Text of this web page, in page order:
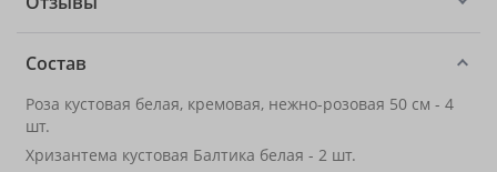
Состав
Роза кустовая белая, кремовая, нежно-розовая 50 см - 4
шт.
Хризантема кустовая Балтика белая - 2 шт.